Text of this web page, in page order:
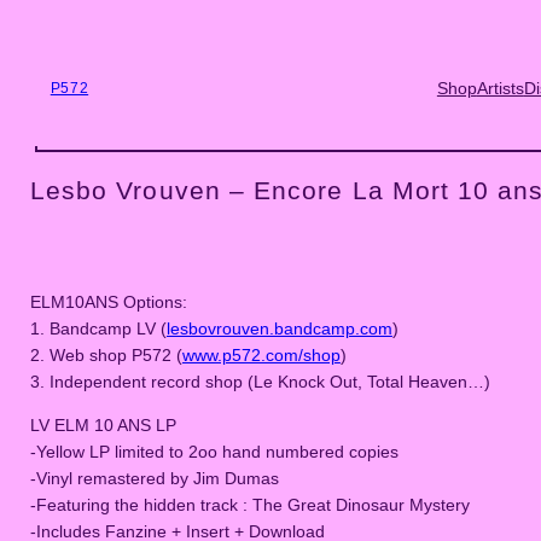
P572 ShopArtists
Lesbo Vrouven – Encore La Mort 10
ELM10ANS Options:
1. Bandcamp LV (lesbovrouven.bandcamp.com)
2. Web shop P572 (www.p572.com/shop)
3. Independent record shop (Le Knock Out, Total Heaven…)
LV ELM 10 ANS LP
-Yellow LP limited to 2oo hand numbered copies
-Vinyl remastered by Jim Dumas
-Featuring the hidden track : The Great Dinosaur Mystery
-Includes Fanzine + Insert + Download